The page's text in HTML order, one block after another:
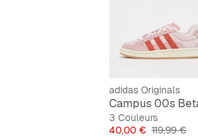
adidas Originals
Campus 00s
3 Couleurs
Prix
40,00 € Prix original
119,99 €